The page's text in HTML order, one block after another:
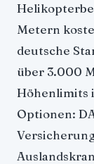
Metern
deutsche
über 3.000
Höhenlimits
Optionen: